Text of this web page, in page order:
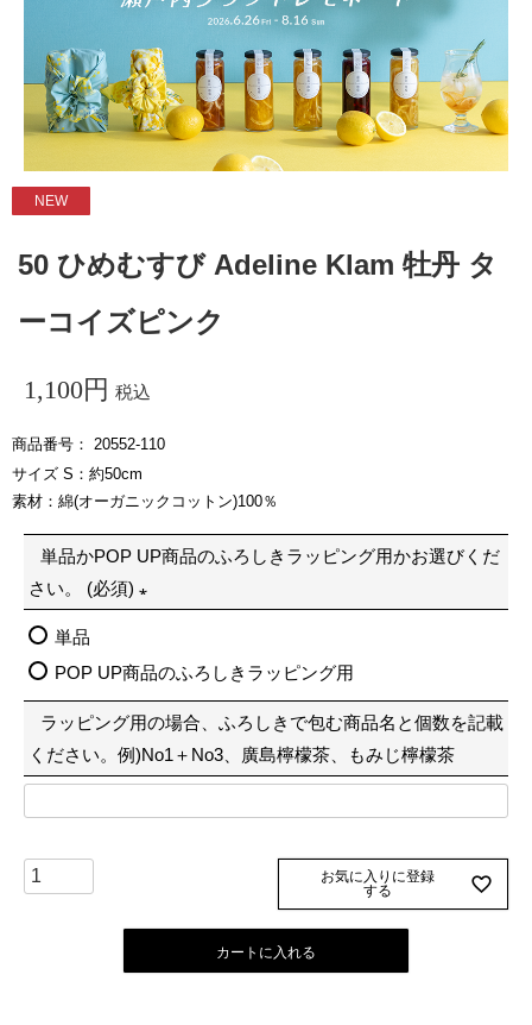
NEW
50 ひめむすび Adeline Klam 牡丹 タ
ーコイズピンク
1,100 税込
商品番号
20552-110
サイズ S：約50cm
素材：綿(オーガニックコットン)100％
単品かPOP UP商品のふろしきラッピング用かお選びくだ
さい。 (必須)
必
)
単品
POP UP商品のふろしきラッピング用
ラッピング用の場合、ふろしきで包む商品名と個数を記載
ください。例)No1＋No3、廣島檸檬茶、もみじ檸檬茶
お気に入りに登録
する
カートに入れる